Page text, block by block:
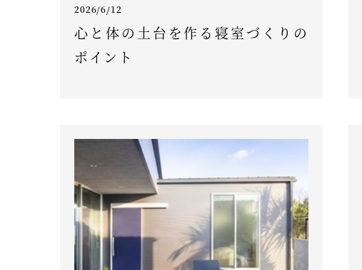
2026/6/12
心と体の土台を作る寝室づくりの
ポイント